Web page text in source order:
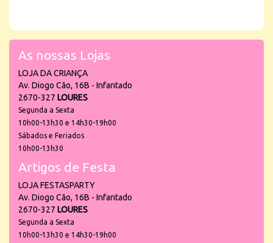
As nossas Lojas
LOJA DA CRIANÇA
Av. Diogo Cão, 16B - Infantado
2670-327 LOURES
Segunda a Sexta
10h00-13h30 e 14h30-19h00
Sábados e Feriados
10h00-13h30
Artigos de Festa
LOJA FESTASPARTY
Av. Diogo Cão, 16B - Infantado
2670-327 LOURES
Segunda a Sexta
10h00-13h30 e 14h30-19h00